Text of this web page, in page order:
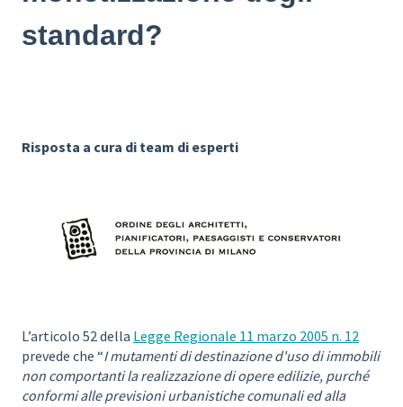
standard?
Risposta a cura di team di esperti
L’articolo 52 della Legge Regionale 11 marzo 2005 n. 12
prevede che “I mutamenti di destinazione d'uso di immobili
non comportanti la realizzazione di opere edilizie, purché
conformi alle previsioni urbanistiche comunali ed alla